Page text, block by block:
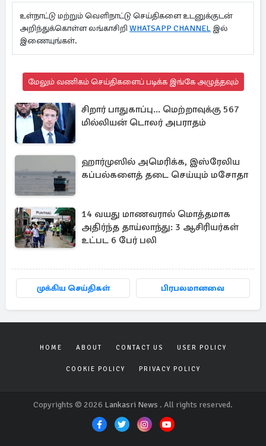
உள்நாட்டு மற்றும் வெளிநாட்டு செய்திகளை உடனுக்குடன்
அறிந்துக்கொள்ள லங்காசிறி WHATSAPP CHANNEL இல்
இணையுங்கள்.
மேலும் வணிகம் செய்திகளைப் படிக்க இங்கே அழுத்தவும்
சிறார் பாதுகாப்பு... மெற்றாவுக்கு 567
மில்லியன் டொலர் அபராதம்
ஹார்முஸில் அமெரிக்க, இஸ்ரேலிய
கப்பல்களைத் தடை செய்யும் மசோதா
14 வயது மாணவரால் மொத்தமாக
அதிர்ந்த தாய்லாந்து: 3 ஆசிரியர்கள்
உட்பட 6 பேர் பலி
முக்கிய செய்திகள் பிரபலமானவை
HOME ABOUT CONTACT US USER POLICY
COOKIE POLICY PRIVACY POLICY
Copyrights © 2026 Lankasri News . All rights reserved.